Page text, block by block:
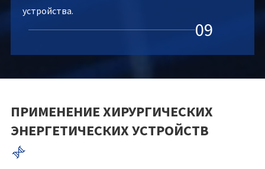
устройства.
09
ПРИМЕНЕНИЕ ХИРУРГИЧЕСКИХ
ЭНЕРГЕТИЧЕСКИХ УСТРОЙСТВ
